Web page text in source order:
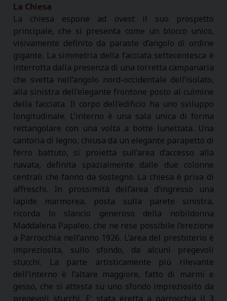
La Chiesa
La chiesa espone ad ovest il suo prospetto
principale, che si presenta come un blocco unico,
visivamente definito da paraste d’angolo di ordine
gigante. La simmetria della facciata settecentesca è
interrotta dalla presenza di una torretta campanaria
che svetta nell’angolo nord-occidentale dell’isolato,
alla sinistra dell’elegante frontone posto al culmine
della facciata. Il corpo dell’edificio ha uno sviluppo
longitudinale. L’interno è una sala unica di forma
rettangolare con una volta a botte lunettata. Una
cantoria di legno, chiusa da un elegante parapetto di
ferro battuto, si proietta sull’area d’accesso alla
navata, definita spazialmente dalle due colonne
centrali che fanno da sostegno. La chiesa è priva di
affreschi. In prossimità dell’area d’ingresso una
lapide marmorea, posta sulla parete sinistra,
ricorda lo slancio generoso della nobildonna
Maddalena Papaleo, che ne rese possibile l’erezione
a Parrocchia nell’anno 1926. L’area del presbiterio è
impreziosita, sullo sfondo, da alcuni pregevoli
stucchi. La parte artisticamente più rilevante
dell’interno è l’altare maggiore, fatto di marmi e
gesso, che si attesta su uno sfondo impreziosito da
pregevoli stucchi. E' stata eretta a parrocchia il 3